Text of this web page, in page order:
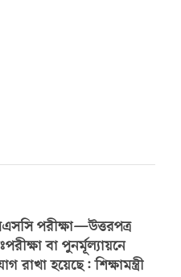
পরীক্ষা—উত্তরপত্র
বা পুনর্মূল্যায়নে
রাখা হয়েছে: শিক্ষামন্ত্রী